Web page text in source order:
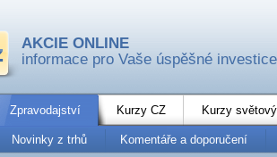
AKCIE ONLINE
informace pro Vaše úspěšné investice
Zpravodajství Kurzy CZ Kurzy
Novinky z trhů Komentáře a doporučení